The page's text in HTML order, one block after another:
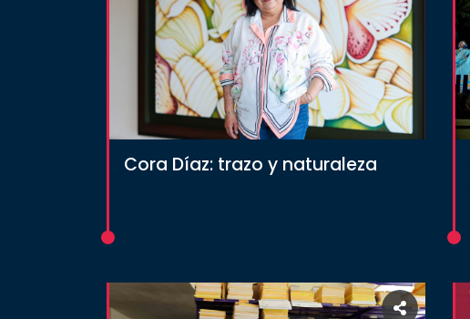
SUSTENTABILIDADCora Díaz: trazo y naturaleza